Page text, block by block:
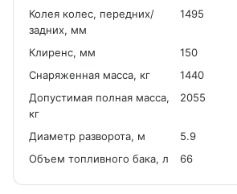
Колея колес, передних/
задних, мм
1495
Клиренс, мм
150
Снаряженная масса, кг
1440
Допустимая полная масса,
кг
2055
Диаметр разворота, м
5.9
Объем топливного бака, л
66